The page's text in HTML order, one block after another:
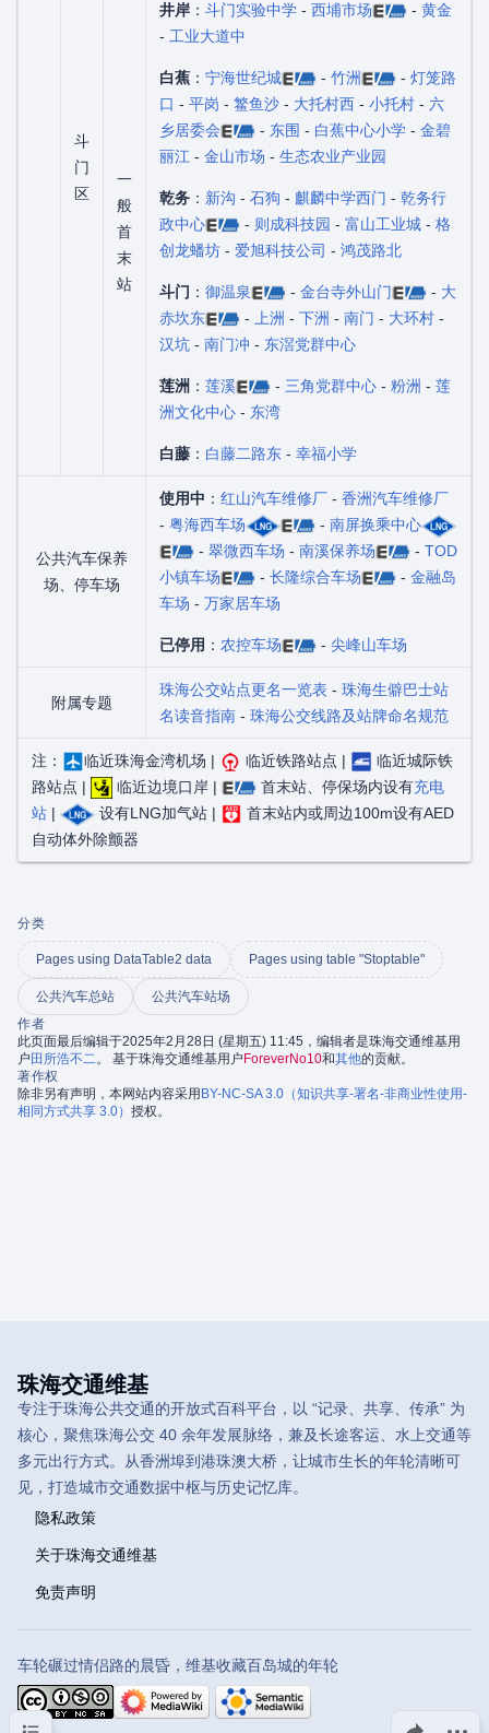
分享此页面
斗
门
区
一
般
首
末
站
井岸 ： 斗门实验中学 - 西埔市场 - 黄金
- 工业大道中
白蕉 ： 宁海世纪城 - 竹洲 - 灯笼路
口 - 平岗 - 鳘鱼沙 - 大托村西 - 小托村 - 六
乡居委会
- 东围 - 白蕉中心小学 - 金碧
丽江 - 金山市场 - 生态农业产业园
乾务 ： 新沟 - 石狗 - 麒麟中学西门 - 乾务行
政中心
- 则成科技园 - 富山工业城 - 格
创龙蟠坊 - 爱旭科技公司 - 鸿茂路北
斗门 ： 御温泉 - 金台寺外山门 - 大
赤坎东
- 上洲 - 下洲 - 南门 - 大环村 -
汉坑 - 南门冲 - 东滘党群中心
莲洲 ： 莲溪 - 三角党群中心 - 粉洲 - 莲
洲文化中心 - 东湾
白藤 ： 白藤二路东 - 幸福小学
公共汽车保养
场、停车场
使用中 ： 红山汽车维修厂 - 香洲汽车维修厂
- 粤海西车场 - 南屏换乘中心
- 翠微西车场 - 南溪保养场 - TOD
小镇车场
- 长隆综合车场 - 金融岛
车场 - 万家居车场
已停用 ： 农控车场 - 尖峰山车场
附属专题
珠海公交站点更名一览表 - 珠海生僻巴士站
名读音指南 - 珠海公交线路及站牌命名规范
注： 临近珠海金湾机场 | 临近铁路站点 |
临近城际铁
路站点 |
临近边境口岸 | 首末站、停保场内设有充电
站 | 设有LNG加气站 |
首末站内或周边100m设有AED
自动体外除颤器
目录
分类
Pages using DataTable2 data Pages using table "Stoptable"
公共汽车总站
公共汽车站场
作者
此页面最后编辑于2025年2月28日 (星期五) 11:45，编辑者是珠海交通维基用
户 田所浩不二。 基于珠海交通维基用户 ForeverNo10和其他的贡献。
著作权
除非另有声明，本网站内容采用 BY-NC-SA 3.0（知识共享-署名-非商业性使用-
相同方式共享 3.0） 授权。
珠海交通维基
专注于珠海公共交通的开放式百科平台，以 “记录、共享、传承” 为
核心，聚焦珠海公交 40 余年发展脉络，兼及长途客运、水上交通等
多元出行方式。从香洲埠到港珠澳大桥，让城市生长的年轮清晰可
见，打造城市交通数据中枢与历史记忆库。
隐私政策
关于珠海交通维基
免责声明
车轮碾过情侣路的晨昏，维基收藏百岛城的年轮